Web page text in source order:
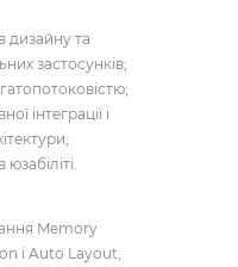
дизайну та
застосунків;
інтеграції і
Memory
і Auto Layout,